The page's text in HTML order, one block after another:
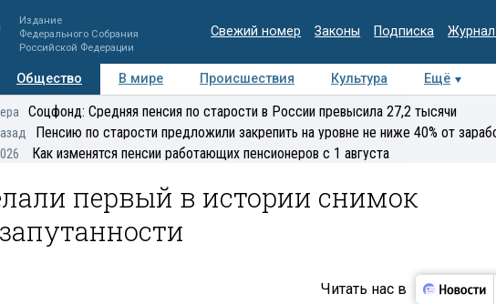
Издание
Федерального Собрания
Российской Федерации
Свежий номер Законы Подписка
Общество В мире Происшествия Культура Ещё
Регионы Медиацентр Интервью Колумнисты
Соцфонд: Средняя пенсия по старости в России превысила 27,2 тысячи
Пенсию по старости предложили закрепить на уровне не ниже 40% от
Как изменятся пенсии работающих пенсионеров с 1 августа
первый в истории снимок
Читать нас в